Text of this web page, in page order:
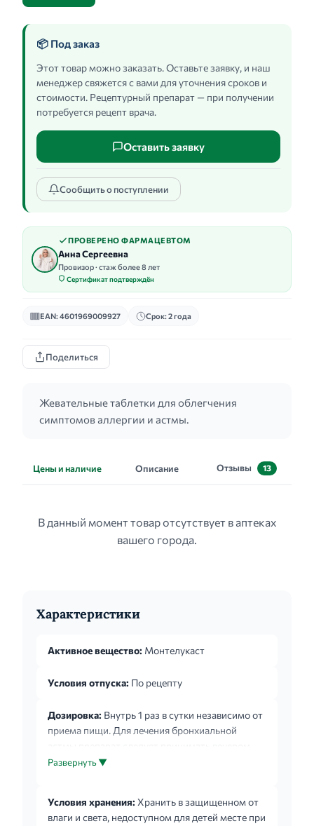
📦 Под заказ
Этот товар можно заказать. Оставьте заявку, и наш
менеджер свяжется с вами для уточнения сроков и
стоимости. Рецептурный препарат — при получении
потребуется рецепт врача.
Оставить заявку
Сообщить о поступлении
ПРОВЕРЕНО ФАРМАЦЕВТОМ
Анна Сергеевна
Провизор · стаж более 8 лет
Сертификат подтверждён
EAN: 4601969009927 Срок: 2 года
Поделиться
Жевательные таблетки для облегчения
симптомов аллергии и астмы.
Цены и наличие Описание Отзывы 13
В данный момент товар отсутствует в аптеках
вашего города.
Характеристики
Активное вещество: Монтелукаст
Условия отпуска: По рецепту
Дозировка: Внутрь 1 раз в сутки независимо от
приема пищи. Для лечения бронхиальной
При лечении аллергических ринитов доза
бронхиальной астмой и аллергическими
ринитами, должны принимать одну таблетку
Развернуть ▼
Условия хранения: Хранить в защищенном от
влаги и света, недоступном для детей месте при